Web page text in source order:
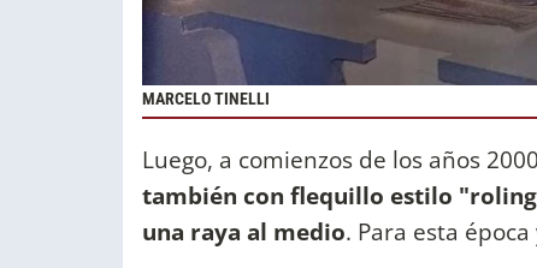
MARCELO TINELLI
Luego, a comienzos de los años
también con flequillo estilo
una raya al medio. Para esta